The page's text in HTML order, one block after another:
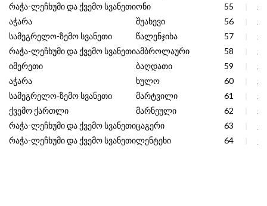
რაჭა-ლეჩხუმი და ქვემო სვანეთიონი 55
აჭარა
შუახევი 56
სამეგრელო-ზემო სვანეთი
წალენჯიხა 57
რაჭა-ლეჩხუმი და ქვემო სვანეთიამბროლაური 58
იმერეთი
ბაღდათი 59
აჭარა
ხულო 60
სამეგრელო-ზემო სვანეთი
მარტვილი 61
ქვემო ქართლი
მარნეული 62
რაჭა-ლეჩხუმი და ქვემო სვანეთიცაგერი 63
რაჭა-ლეჩხუმი და ქვემო სვანეთილენტეხი 64